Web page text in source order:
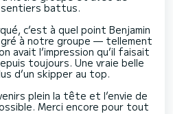
battus.
c’est à quel point Benjamin
à notre groupe — tellement
avait l’impression qu’il faisait
toujours. Une vraie belle
d’un skipper au top.
plein la tête et l’envie de
Merci encore pour tout